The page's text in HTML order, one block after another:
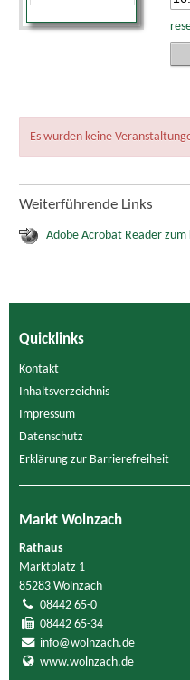
Es wurden keine
Weiterführende Links
Adobe Acrobat Reader
Quicklinks
Kontakt
Inhaltsverzeichnis
Impressum
Datenschutz
Erklärung zur Barrierefreiheit
Markt Wolnzach
Rathaus
Marktplatz 1
85283 Wolnzach
08442 65-0
08442 65-34
info@wolnzach.de
www.wolnzach.de